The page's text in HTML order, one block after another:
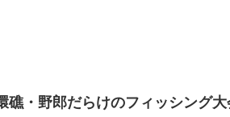
礁・野郎だらけのフィッシング大